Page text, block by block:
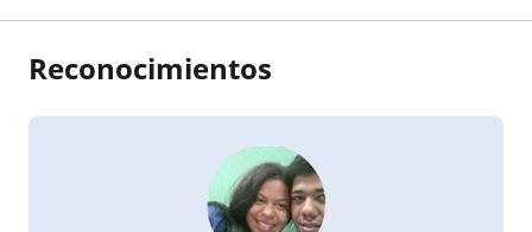
Reconocimientos